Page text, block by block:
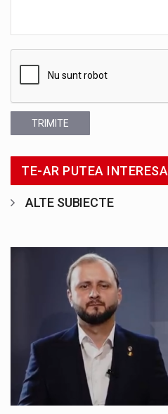
TRIMITE
TE-AR PUTEA INTERESA
ALTE SUBIECTE